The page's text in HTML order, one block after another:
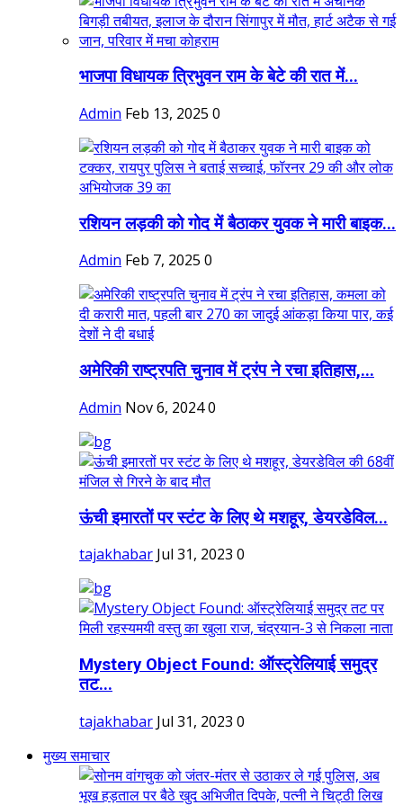
भाजपा विधायक त्रिभुवन राम के बेटे की रात में...
Admin Feb 13, 2025 0
रशियन लड़की को गोद में बैठाकर युवक ने मारी बाइक...
Admin Feb 7, 2025 0
अमेरिकी राष्ट्रपति चुनाव में ट्रंप ने रचा इतिहास,...
Admin Nov 6, 20240
ऊंची इमारतों पर स्टंट के लिए थे मशहूर, डेयरडेविल...
tajakhabar Jul 31, 2023 0
Mystery Object Found: ऑस्ट्रेलियाई समुद्र
तट...
tajakhabar Jul 31, 2023 0
मुख्य समाचार